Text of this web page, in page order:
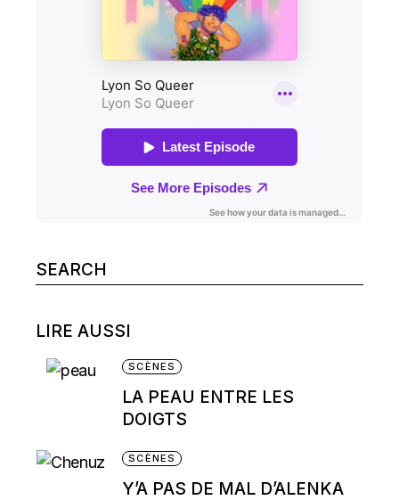
Search
for:
LIRE AUSSI
SCÈNES
LA PEAU ENTRE LES
DOIGTS
SCÈNES
Y’A PAS DE MAL D’ALENKA